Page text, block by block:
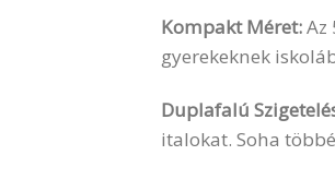
Kompakt Méret:Az
gyerekeknek
Duplafalú
italokat. Soha